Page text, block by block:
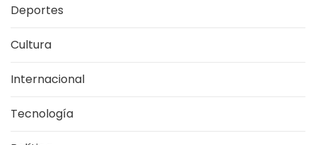
Deportes
Cultura
Internacional
Tecnología